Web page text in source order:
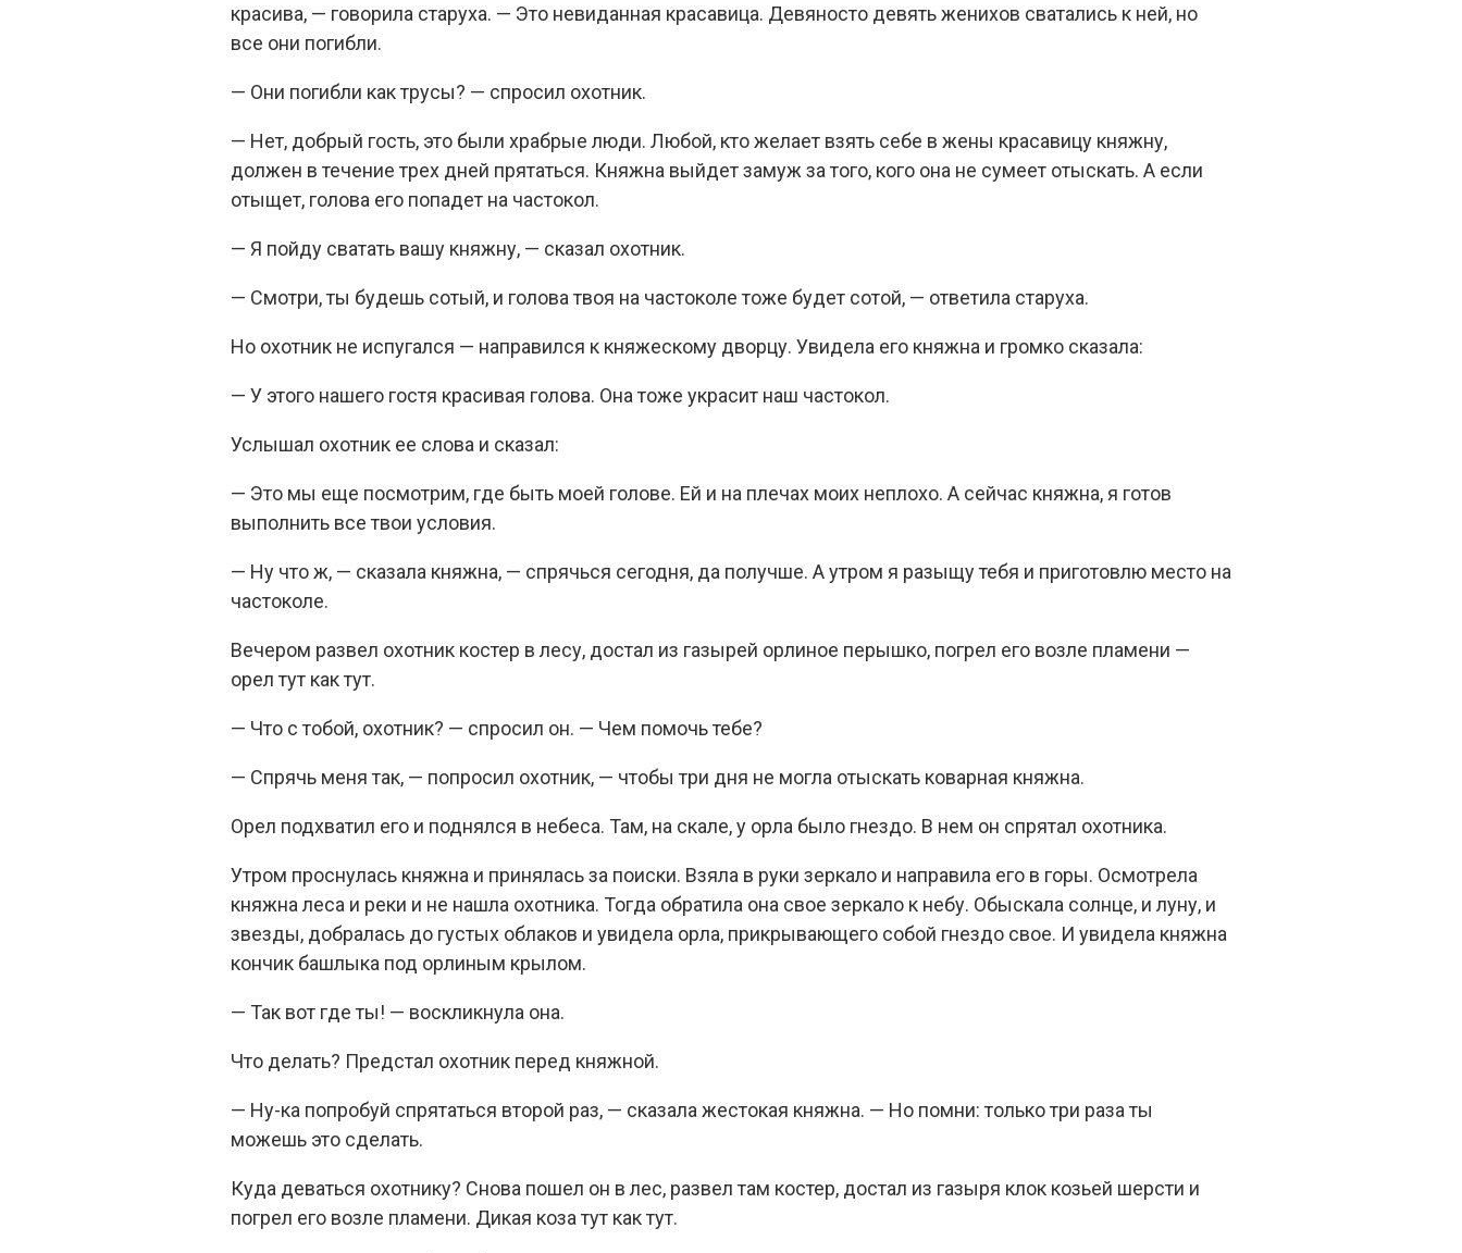
красива, — говорила старуха. — Это невиданная красавица. Девяносто девять женихов сватались к ней, но
все они погибли.
— Они погибли как трусы? — спросил охотник.
— Нет, добрый гость, это были храбрые люди. Любой, кто желает взять себе в жены красавицу княжну,
должен в течение трех дней прятаться. Княжна выйдет замуж за того, кого она не сумеет отыскать. А если
отыщет, голова его попадет на частокол.
— Я пойду сватать вашу княжну, — сказал охотник.
— Смотри, ты будешь сотый, и голова твоя на частоколе тоже будет сотой, — ответила старуха.
Но охотник не испугался — направился к княжескому дворцу. Увидела его княжна и громко сказала:
— У этого нашего гостя красивая голова. Она тоже украсит наш частокол.
Услышал охотник ее слова и сказал:
— Это мы еще посмотрим, где быть моей голове. Ей и на плечах моих неплохо. А сейчас княжна, я готов
выполнить все твои условия.
— Ну что ж, — сказала княжна, — спрячься сегодня, да получше. А утром я разыщу тебя и приготовлю место на
частоколе.
Вечером развел охотник костер в лесу, достал из газырей орлиное перышко, погрел его возле пламени —
орел тут как тут.
— Что с тобой, охотник? — спросил он. — Чем помочь тебе?
— Спрячь меня так, — попросил охотник, — чтобы три дня не могла отыскать коварная княжна.
Орел подхватил его и поднялся в небеса. Там, на скале, у орла было гнездо. В нем он спрятал охотника.
Утром проснулась княжна и принялась за поиски. Взяла в руки зеркало и направила его в горы. Осмотрела
княжна леса и реки и не нашла охотника. Тогда обратила она свое зеркало к небу. Обыскала солнце, и луну, и
звезды, добралась до густых облаков и увидела орла, прикрывающего собой гнездо свое. И увидела княжна
кончик башлыка под орлиным крылом.
— Так вот где ты! — воскликнула она.
Что делать? Предстал охотник перед княжной.
— Ну-ка попробуй спрятаться второй раз, — сказала жестокая княжна. — Но помни: только три раза ты
можешь это сделать.
Куда деваться охотнику? Снова пошел он в лес, развел там костер, достал из газыря клок козьей шерсти и
погрел его возле пламени. Дикая коза тут как тут.